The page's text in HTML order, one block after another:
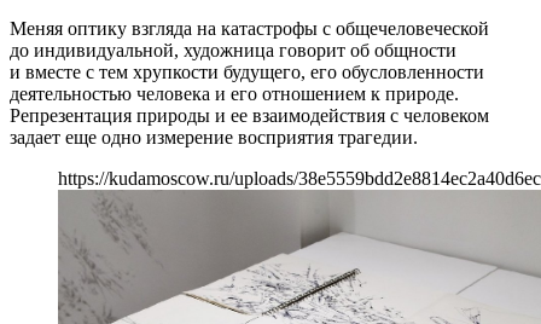
Меняя оптику взгляда на катастрофы с общечеловеческой
до индивидуальной, художница говорит об общности
и вместе с тем хрупкости будущего, его обусловленности
деятельностью человека и его отношением к природе.
Репрезентация природы и ее взаимодействия с человеком
задает еще одно измерение восприятия трагедии.
https://kudamoscow.ru/uploads/